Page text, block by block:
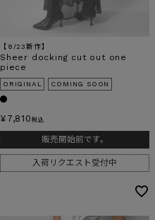
【8/23新作】
Sheer docking cut out one
piece
ORIGINAL COMING SOON
¥ 7,810 税込
販売開始前です。
入荷リクエスト受付中